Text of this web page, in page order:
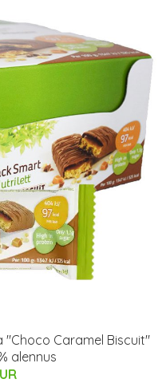
Caramel Biscuit"
alennus